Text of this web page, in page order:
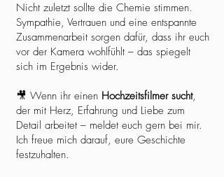
Nicht zuletzt sollte die Chemie stimmen.
Sympathie, Vertrauen und eine entspannte
Zusammenarbeit sorgen dafür, dass ihr euch
vor der Kamera wohlfühlt – das spiegelt
sich im Ergebnis wider.
🎥 Wenn ihr einen Hochzeitsfilmer sucht,
der mit Herz, Erfahrung und Liebe zum
Detail arbeitet – meldet euch gern bei mir.
Ich freue mich darauf, eure Geschichte
festzuhalten.